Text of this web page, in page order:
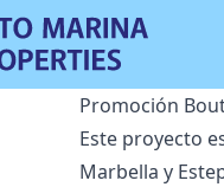
Promoción
Este proyecto
Marbella y